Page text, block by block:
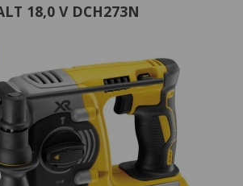
18,0 V DCH273N